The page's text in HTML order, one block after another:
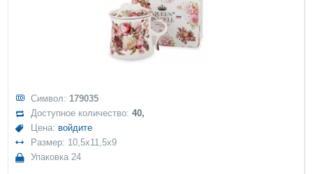
Символ: 179035
Доступное количество:40,
Цена: войдите
Размер: 10,5x11,5x9
Упаковка 24